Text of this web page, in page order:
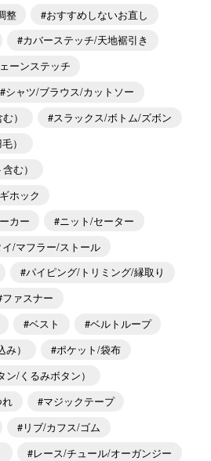
整
おすすめしないお直し
カバーステッチ/天地裾引き
ーンステッチ
シャツ/ブラウス/カットソー
）
スラックス/ボトム/ズボン
）
む）
ホック
カー
ニット/セーター
イ/マフラー/ストール
パイピング/トリミング/縁取り
ファスナー
ベスト
ベルトループ
）
ポケット/袋布
/くるみボタン）
れ
マジックテープ
リブ/カフス/ゴム
レース/チュール/オーガンジー